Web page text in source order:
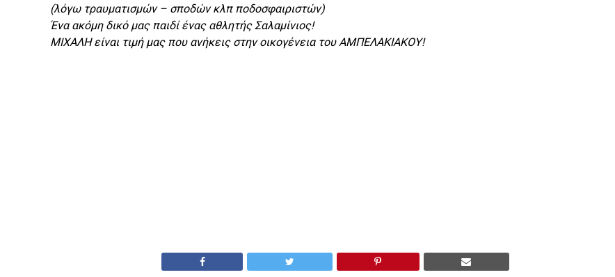
(λόγω τραυματισμών – σποδών κλπ ποδοσφαιριστών)
Ένα ακόμη δικό μας παιδί ένας αθλητής Σαλαμίνιος!
ΜΙΧΑΛΗ είναι τιμή μας που ανήκεις στην οικογένεια του ΑΜΠΕΛΑΚΙΑΚΟΥ!